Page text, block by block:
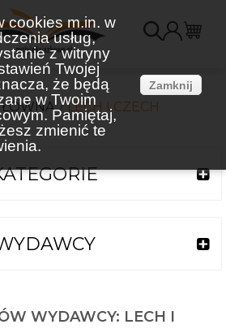
cookies m.in. w
usług,
z witryny
Twojej
że będą
w Twoim
Pamiętaj,
zmienić te
Zamknij
LECH I CZECH
WYDAWCY: LECH I